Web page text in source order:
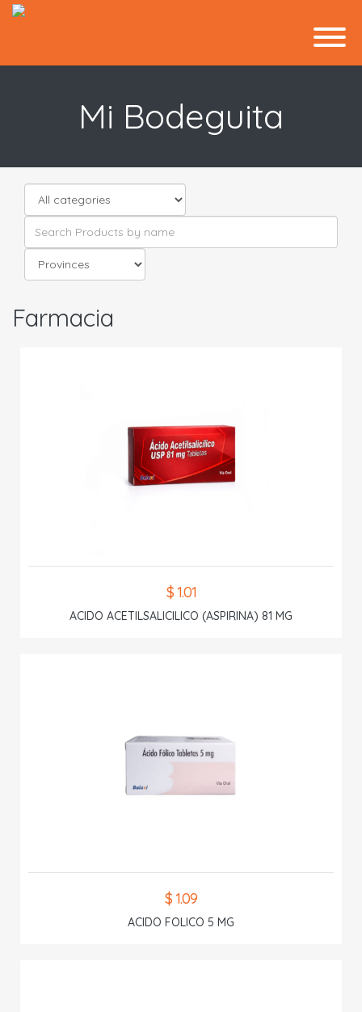
Mi Bodeguita
Farmacia
$ 1.01
ACIDO ACETILSALICILICO (ASPIRINA) 81 MG
$ 1.09
ACIDO FOLICO 5 MG